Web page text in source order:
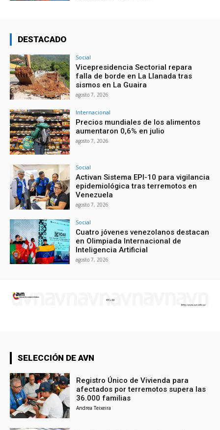
DESTACADO
Social
Vicepresidencia Sectorial repara
falla de borde en La Llanada tras
sismos en La Guaira
agosto 7, 2026
Internacional
Precios mundiales de los alimentos
aumentaron 0,6% en julio
agosto 7, 2026
Social
Activan Sistema EPI-10 para vigilancia
epidemiológica tras terremotos en
Venezuela
agosto 7, 2026
Social
Cuatro jóvenes venezolanos destacan
en Olimpiada Internacional de
Inteligencia Artificial
agosto 7, 2026
SELECCIÓN DE AVN
Registro Único de Vivienda para
afectados por terremotos supera las
36.000 familias
Andrea Teixeira